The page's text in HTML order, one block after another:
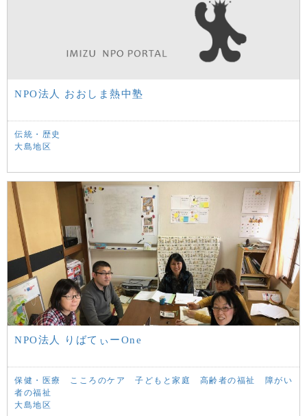
NPO法人 おおしま熱中塾
伝統・歴史
大島地区
NPO法人 りばてぃーOne
保健・医療 こころのケア 子どもと家庭 高齢者の福祉
障がい
者の福祉
大島地区